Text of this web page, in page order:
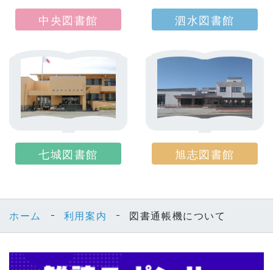
中央図書館 泗水図書館
七城図書館 旭志図書館
ホーム 利用案内 図書通帳機について